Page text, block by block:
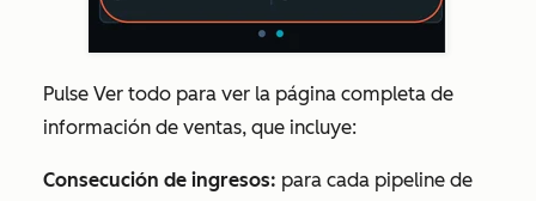
Pulse Ver todo para ver la página completa de
información de ventas, que incluye:
Consecución de ingresos: para cada pipeline de